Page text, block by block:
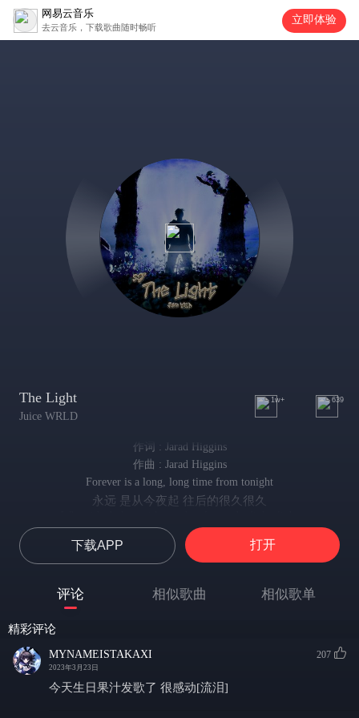
网易云音乐
去云音乐，下载歌曲随时畅听
立即体验
The Light
Juice WRLD
1w+ 639
作词 : Jarad Higgins
作曲 : Jarad Higgins
Forever is a long, long time from tonight
永远 是从今夜起 往后的很久很久
每当外面一片黑暗 你总会化作我的光芒
This heart of mine was once cold as the ice, oh, oh
我的心曾已冷若坚冰
越是试探 心便敞得越开
The demons hiding deep inside
I owe fines, the devil say I owe him for life
下载APP 打开
评论 相似歌曲 相似歌单
精彩评论
MYNAMEISTAKAXI
2023年3月23日
207
今天生日果汁发歌了 很感动[流泪]